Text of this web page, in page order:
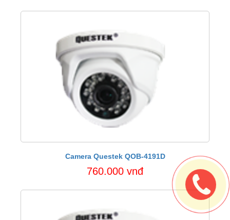
Camera Questek QOB-4191D
760.000 vnđ